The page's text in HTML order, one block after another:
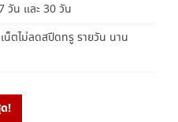
วัน และ 30 วัน
น็ตไม่ลดสปีดทรู รายวัน นาน
!